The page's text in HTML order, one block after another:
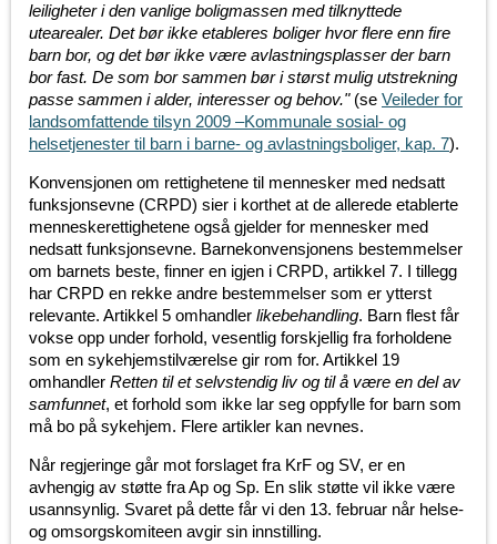
leiligheter i den vanlige boligmassen med tilknyttede
utearealer. Det bør ikke etableres boliger hvor flere enn fire
barn bor, og det bør ikke være avlastningsplasser der barn
bor fast. De som bor sammen bør i størst mulig utstrekning
passe sammen i alder, interesser og behov."(se Veileder for
landsomfattende tilsyn 2009 –Kommunale sosial- og
helsetjenester til barn i barne- og avlastningsboliger, kap. 7).
Konvensjonen om rettighetene til mennesker med nedsatt
funksjonsevne (CRPD) sier i korthet at de allerede etablerte
menneskerettighetene også gjelder for mennesker med
nedsatt funksjonsevne. Barnekonvensjonens bestemmelser
om barnets beste, finner en igjen i CRPD, artikkel 7. I tillegg
har CRPD en rekke andre bestemmelser som er ytterst
relevante. Artikkel 5 omhandler likebehandling. Barn flest får
vokse opp under forhold, vesentlig forskjellig fra forholdene
som en sykehjemstilværelse gir rom for. Artikkel 19
omhandler Retten til et selvstendig liv og til å være en del av
samfunnet, et forhold som ikke lar seg oppfylle for barn som
må bo på sykehjem. Flere artikler kan nevnes.
Når regjeringe går mot forslaget fra KrF og SV, er en
avhengig av støtte fra Ap og Sp. En slik støtte vil ikke være
usannsynlig. Svaret på dette får vi den 13. februar når helse-
og omsorgskomiteen avgir sin innstilling.